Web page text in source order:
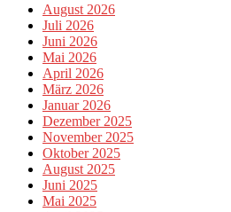
August 2026
Juli 2026
Juni 2026
Mai 2026
April 2026
März 2026
Januar 2026
Dezember 2025
November 2025
Oktober 2025
August 2025
Juni 2025
Mai 2025